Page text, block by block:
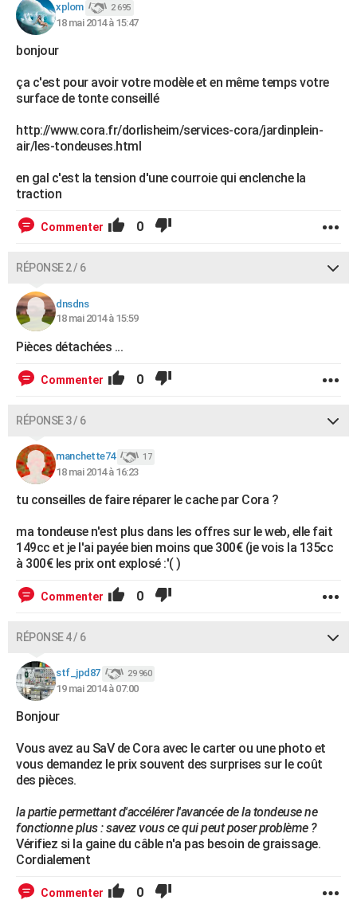
xplom 2 695
18 mai 2014 à 15:47
bonjour
ça c'est pour avoir votre modèle et en même temps votre
surface de tonte conseillé
http://www.cora.fr/dorlisheim/services-cora/jardinplein-
air/les-tondeuses.html
en gal c'est la tension d'une courroie qui enclenche la
traction
Commenter 0
RÉPONSE 2 / 6
dnsdns
18 mai 2014 à 15:59
Pièces détachées ...
Commenter 0
RÉPONSE 3 / 6
manchette74 17
18 mai 2014 à 16:23
tu conseilles de faire réparer le cache par Cora ?
ma tondeuse n'est plus dans les offres sur le web, elle fait
149cc et je l'ai payée bien moins que 300€ (je vois la 135cc
à 300€ les prix ont explosé :'( )
Commenter 0
RÉPONSE 4 / 6
stf_jpd87 29 960
19 mai 2014 à 07:00
Bonjour
Vous avez au SaV de Cora avec le carter ou une photo et
vous demandez le prix souvent des surprises sur le coût
des pièces.
la partie permettant d'accélérer l'avancée de la tondeuse ne
fonctionne plus : savez vous ce qui peut poser problème ?
Vérifiez si la gaine du câble n'a pas besoin de graissage.
Cordialement
Commenter 0